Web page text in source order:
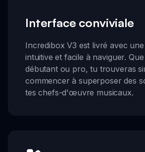
Interface conviviale
Incredibox V3 est livré avec
intuitive et facile à naviguer.
débutant ou pro, tu trouveras
commencer à superposer des
tes chefs-d'œuvre musicaux.